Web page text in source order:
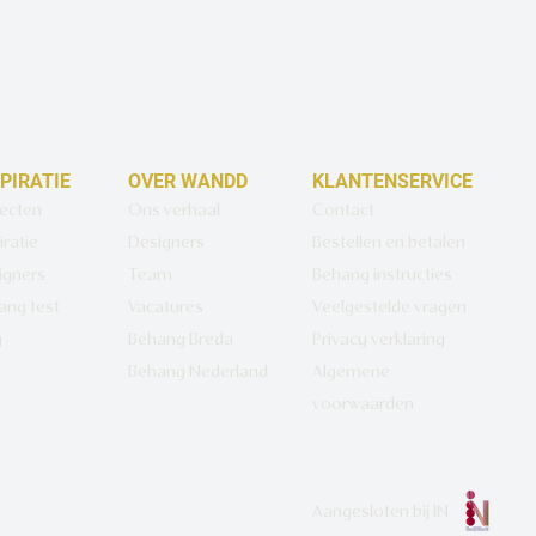
test
OVER WANDD
Ons verhaal
Designers
Team
Vacatures
Behang Breda
Behang Nederland
KLANTENSERVICE
Contact
Bestellen en betalen
Behang instructies
Veelgestelde vragen
Privacy verklaring
Algemene
voorwaarden
Aangesloten bij IN